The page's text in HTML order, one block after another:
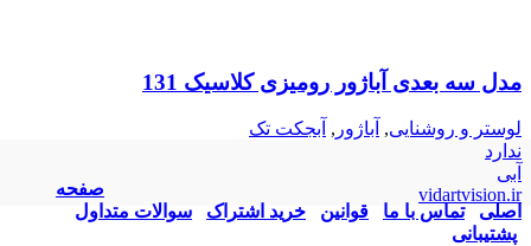
مدل سه بعدی آباژور رومیزی کلاسیک 131
لوستر و روشنایی, آباژور , آبجکت تک
ندارد
آبی
vidartvision.ir
صفحه
اصلی
تماس با ما قوانین خرید اشتراک
سوالات متداول
پشتیبانی